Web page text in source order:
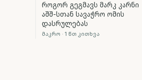
როგორ გეგმავს მარკ კარნი
აშშ-სთან სავაჭრო ომის
დასრულებას
მაკრო · 1 წთ კითხვა